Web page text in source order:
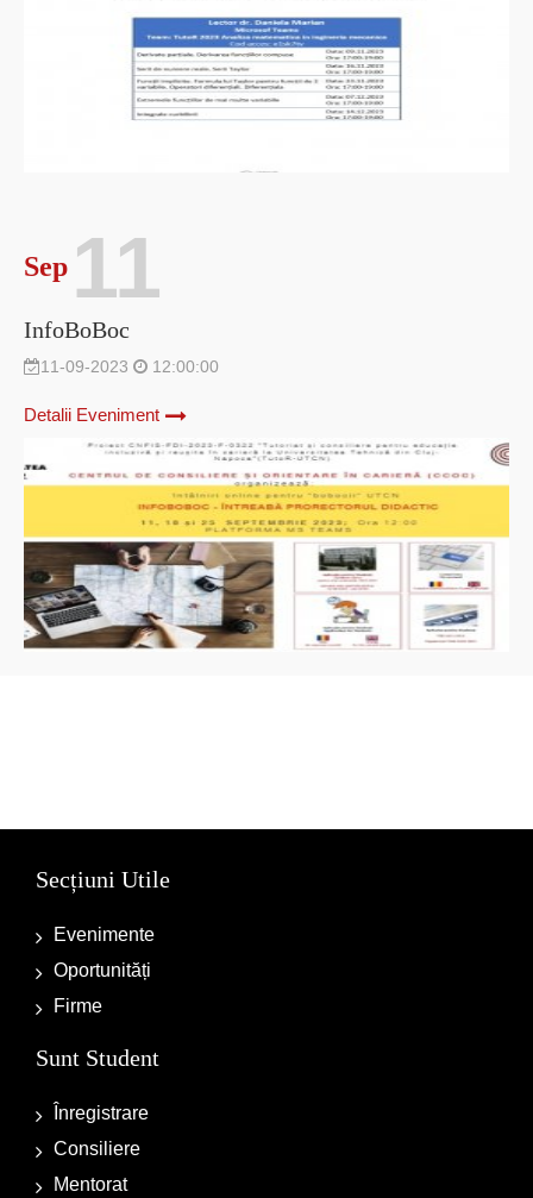
Sep
InfoBoBoc
11-09-2023 12:00:00
Detalii Eveniment
11
Secțiuni Utile
Evenimente
Oportunități
Firme
Sunt Student
Înregistrare
Consiliere
Mentorat